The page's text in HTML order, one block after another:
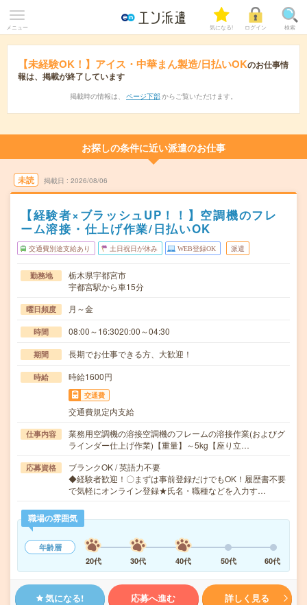
メニュー 気になる! ログイン 検索
【未経験OK！】アイス・中華まん製造/日払いOKのお仕事情
報は、掲載が終了しています
掲載時の情報は、 ページ下部 からご覧いただけます。
お探しの条件に近い派遣のお仕事
未読 掲載日 2026/08/06
【経験者×ブラッシュUP！！】空調機のフレ
ーム溶接・仕上げ作業/日払いOK
交通費別途支給あり 土日祝日が休み WEB登録OK 派遣
勤務地
栃木県宇都宮市
宇都宮駅から車15分
曜日頻度 月～金
時間 08:00～16:3020:00～04:30
期間 長期でお仕事できる方、大歓迎！
時給 時給1600円
交通費
交通費規定内支給
仕事内容
業務用空調機の溶接空調機のフレームの溶接作業(およびグ
ラインダー仕上げ作業)【重量】～5kg【座り立…
応募資格
ブランクOK / 英語力不要
◆経験者歓迎！〇まずは事前登録だけでもOK！履歴書不要
で気軽にオンライン登録★氏名・職種などを入力す…
職場の雰囲気
年齢層
20代
30代 40代 50代 60代
気になる! 応募へ進む 詳しく見る